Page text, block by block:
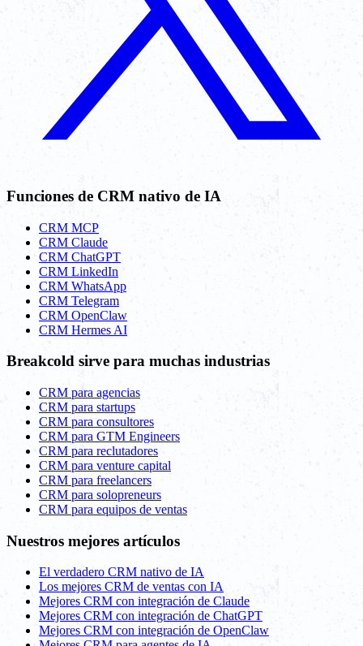
Funciones de CRM nativo de IA
CRM MCP
CRM Claude
CRM ChatGPT
CRM LinkedIn
CRM WhatsApp
CRM Telegram
CRM OpenClaw
CRM Hermes AI
Breakcold sirve para muchas industrias
CRM para agencias
CRM para startups
CRM para consultores
CRM para GTM Engineers
CRM para reclutadores
CRM para venture capital
CRM para freelancers
CRM para solopreneurs
CRM para equipos de ventas
Nuestros mejores artículos
El verdadero CRM nativo de IA
Los mejores CRM de ventas con IA
Mejores CRM con integración de Claude
Mejores CRM con integración de ChatGPT
Mejores CRM con integración de OpenClaw